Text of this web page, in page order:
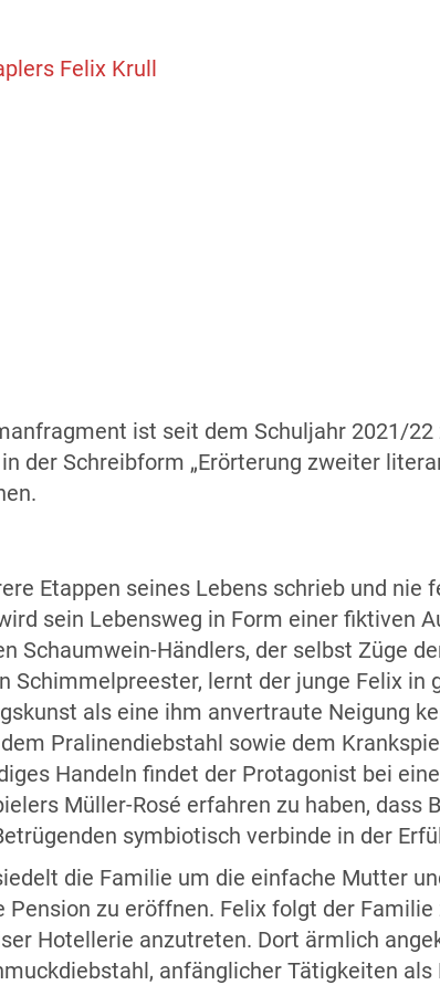
Felix Krull
ist seit dem Schuljahr 2021/
der Schreibform „Erörterung zweiter
Etappen seines Lebens schrieb und
sein Lebensweg in Form einer fiktiven
Schaumwein-Händlers, der selbst Züge
Schimmelpreester, lernt der junge Felix in
als eine ihm anvertraute Neigung
Pralinendiebstahl sowie dem
Handeln findet der Protagonist bei
Müller-Rosé erfahren zu haben,
symbiotisch verbinde in der
die Familie um die einfache Mutter
Pension zu eröffnen. Felix folgt der
Hotellerie anzutreten. Dort ärmlich
anfänglicher Tätigkeiten